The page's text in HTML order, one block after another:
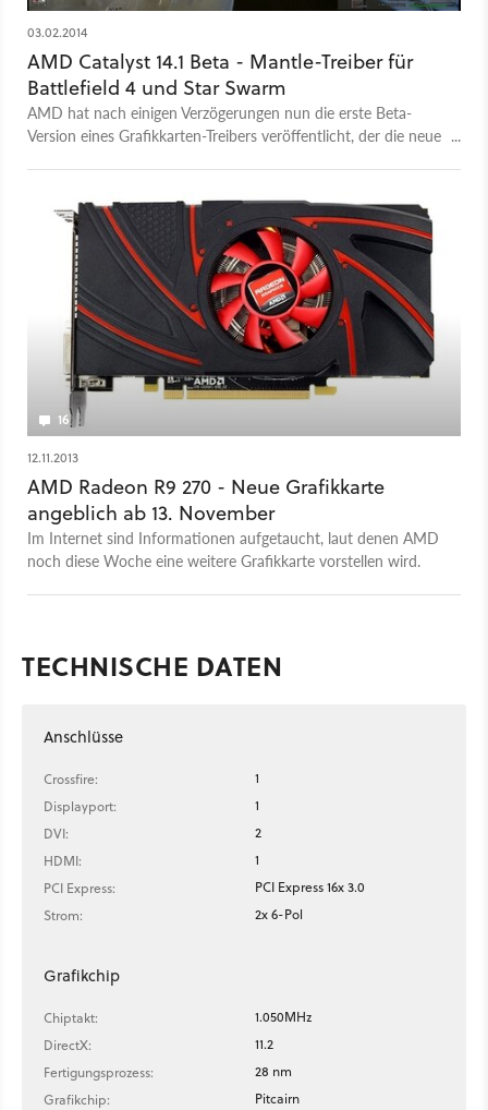
03.02.2014
AMD Catalyst 14.1 Beta - Mantle-Treiber für
Battlefield 4 und Star Swarm
AMD hat nach einigen Verzögerungen nun die erste Beta-
Version eines Grafikkarten-Treibers veröffentlicht, der die neue
16
12.11.2013
AMD Radeon R9 270 - Neue Grafikkarte
angeblich ab 13. November
Im Internet sind Informationen aufgetaucht, laut denen AMD
noch diese Woche eine weitere Grafikkarte vorstellen wird.
TECHNISCHE DATEN
Anschlüsse
Crossfire:
1
Displayport:
1
DVI:
2
HDMI:
1
PCI Express:
PCI Express 16x 3.0
Strom:
2x 6-Pol
Grafikchip
Chiptakt:
1.050MHz
DirectX:
11.2
Fertigungsprozess:
28 nm
Grafikchip:
Pitcairn